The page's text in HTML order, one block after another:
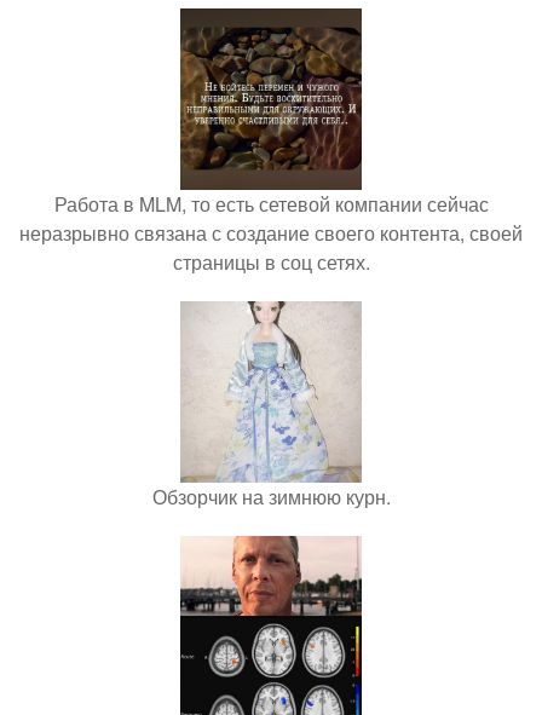
Работа в MLM, то есть сетевой компании сейчас
неразрывно связана с создание своего контента, своей
страницы в соц сетях.
Обзорчик на зимнюю курн.